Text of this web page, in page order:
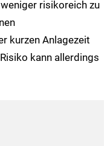
risikoreich zu
kurzen Anlagezeit
kann allerdings